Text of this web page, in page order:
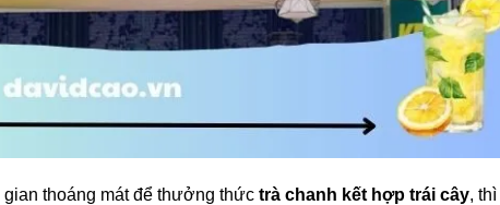
thoáng mát để thưởng thức trà chanh kết hợp trái cây, thì